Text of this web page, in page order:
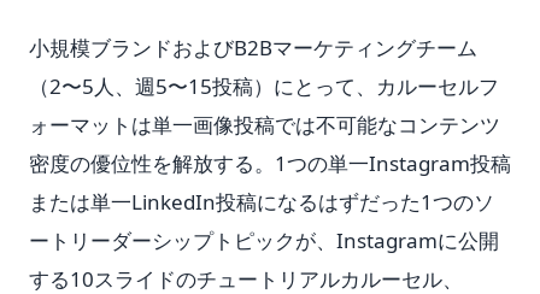
小規模ブランドおよびB2Bマーケティングチーム
（2〜5人、週5〜15投稿）にとって、カルーセルフ
ォーマットは単一画像投稿では不可能なコンテンツ
密度の優位性を解放する。1つの単一Instagram投稿
または単一LinkedIn投稿になるはずだった1つのソ
ートリーダーシップトピックが、Instagramに公開
する10スライドのチュートリアルカルーセル、